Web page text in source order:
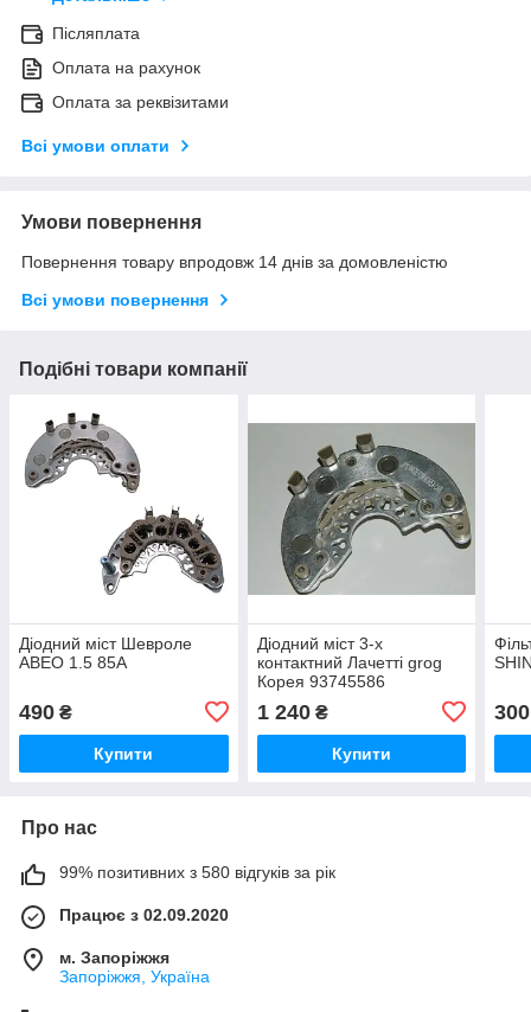
Післяплата
Оплата на рахунок
Оплата за реквізитами
Всі умови оплати
Умови повернення
Повернення товару впродовж 14 днів за домовленістю
Всі умови повернення
Подібні товари компанії
Діодний міст Шевроле
АВЕО 1.5 85A
490 ₴
Купити
Діодний міст 3-х
контактний Лачетті grog
Корея 93745586
1 240₴
Купити
300
Про нас
99% позитивних з 580 відгуків за рік
Працює з 02.09.2020
м. Запоріжжя
Запоріжжя, Україна